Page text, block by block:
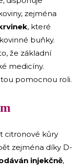
zejména
, které
buňky.
že základní
medicíny.
pomocnou roli.
citronové kůry
zejména díky D-
injekčně,